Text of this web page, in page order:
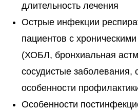
длительность лечения
Острые инфекции
пациентов с
(ХОБЛ, бронхиальная
сосудистые заболевания,
особенности
Особенности